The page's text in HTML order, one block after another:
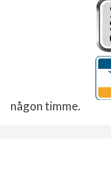
någon timme.